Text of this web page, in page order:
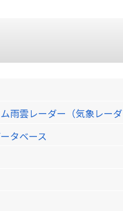
雨雲レーダー（気象レー
タベース